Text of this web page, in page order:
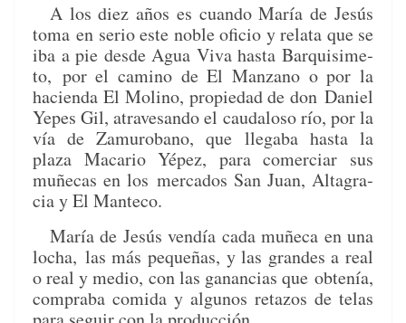
A los diez años es cuan­do María de Jesús
tomaen serio este noble ofi­cio y rela­ta que se
iba a pie des­de Agua Viva has­ta Bar­quisime­
to, por el camino de El Man­zano o por la
hacien­da El Moli­no, propiedad de don Daniel
Yepes Gil, atrav­es­an­do el cau­daloso río, por la
vía de Zamurobano, quelle­ga­ba has­ta la
plaza Macario Yépez, para com­er­ciar sus
muñe­cas en los mer­ca­dos San Juan, Alt­a­gra­
cia y El Manteco.
María de Jesús vendía cada muñe­ca en una
locha, las más pequeñas, y las grandes a real
o real y medio, con las ganan­cias que obtenía,
com­pra­ba comi­da y algunos reta­zos de telas